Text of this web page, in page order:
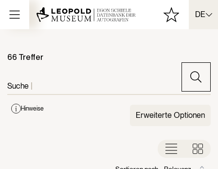
DE
66 Treffer
Suche
Hinweise
Erweiterte Optionen